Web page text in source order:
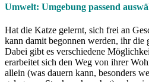
Umwelt: Umgebung passend
Hat die Katze gelernt, sich frei an
kann damit begonnen werden, ihr die
Dabei gibt es verschiedene
erarbeitet sich den Weg von ihrer
allein (was dauern kann, besonders